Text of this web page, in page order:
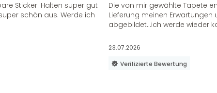
Sticker. Halten super gut
schön aus. Werde ich
Die von mir gewählte Tapete
Lieferung meinen Erwartungen
abgebildet...ich werde wieder
23.07.2026
Verifizierte Bewertung